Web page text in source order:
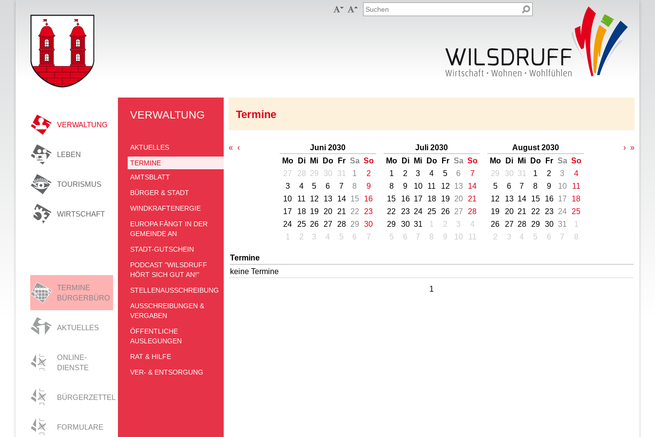
 
VERWALTUNG
LEBEN
TOURISMUS
WIRTSCHAFT
TERMINE
BÜRGERBÜRO
AKTUELLES
ONLINE-
DIENSTE
BÜRGERZETTEL
FORMULARE
VERWALTUNG
AKTUELLES
TERMINE
AMTSBLATT
BÜRGER & STADT
WINDKRAFTENERGIE
EUROPA FÄNGT IN DER
GEMEINDE AN
STADT-GUTSCHEIN
PODCAST "WILSDRUFF
HÖRT SICH GUT AN!"
STELLENAUSSCHREIBUNG
AUSSCHREIBUNGEN &
VERGABEN
ÖFFENTLICHE
AUSLEGUNGEN
RAT & HILFE
VER- & ENTSORGUNG
Termine
« ‹
Juni 2030
Mo
Di Mi Do Fr Sa So
27
28 29 30 31 1
2
3
4 5 6 7 8
9
10
11 12 13 14 15
16
17
18 19 20 21 22
23
24
25 26 27 28 29
30
1
2 3 4 5 6 7
Juli 2030
Mo
Di Mi Do Fr Sa So
1
2 3 4 5 6
7
8
9 10 11 12 13
14
15
16 17 18 19 20
21
22
23 24 25 26 27
28
29
30 31 1 2 3
4
5
6 7 8 9 10 11
August 2030
Mo
Di Mi Do Fr Sa So
29
30 31 1 2 3
4
5
6 7 8 9 10
11
12
13 14 15 16 17
18
19
20 21 22 23 24
25
26
27 28 29 30 31
1
2
3 4 5 6 7 8
› »
Termine
keine Termine
1